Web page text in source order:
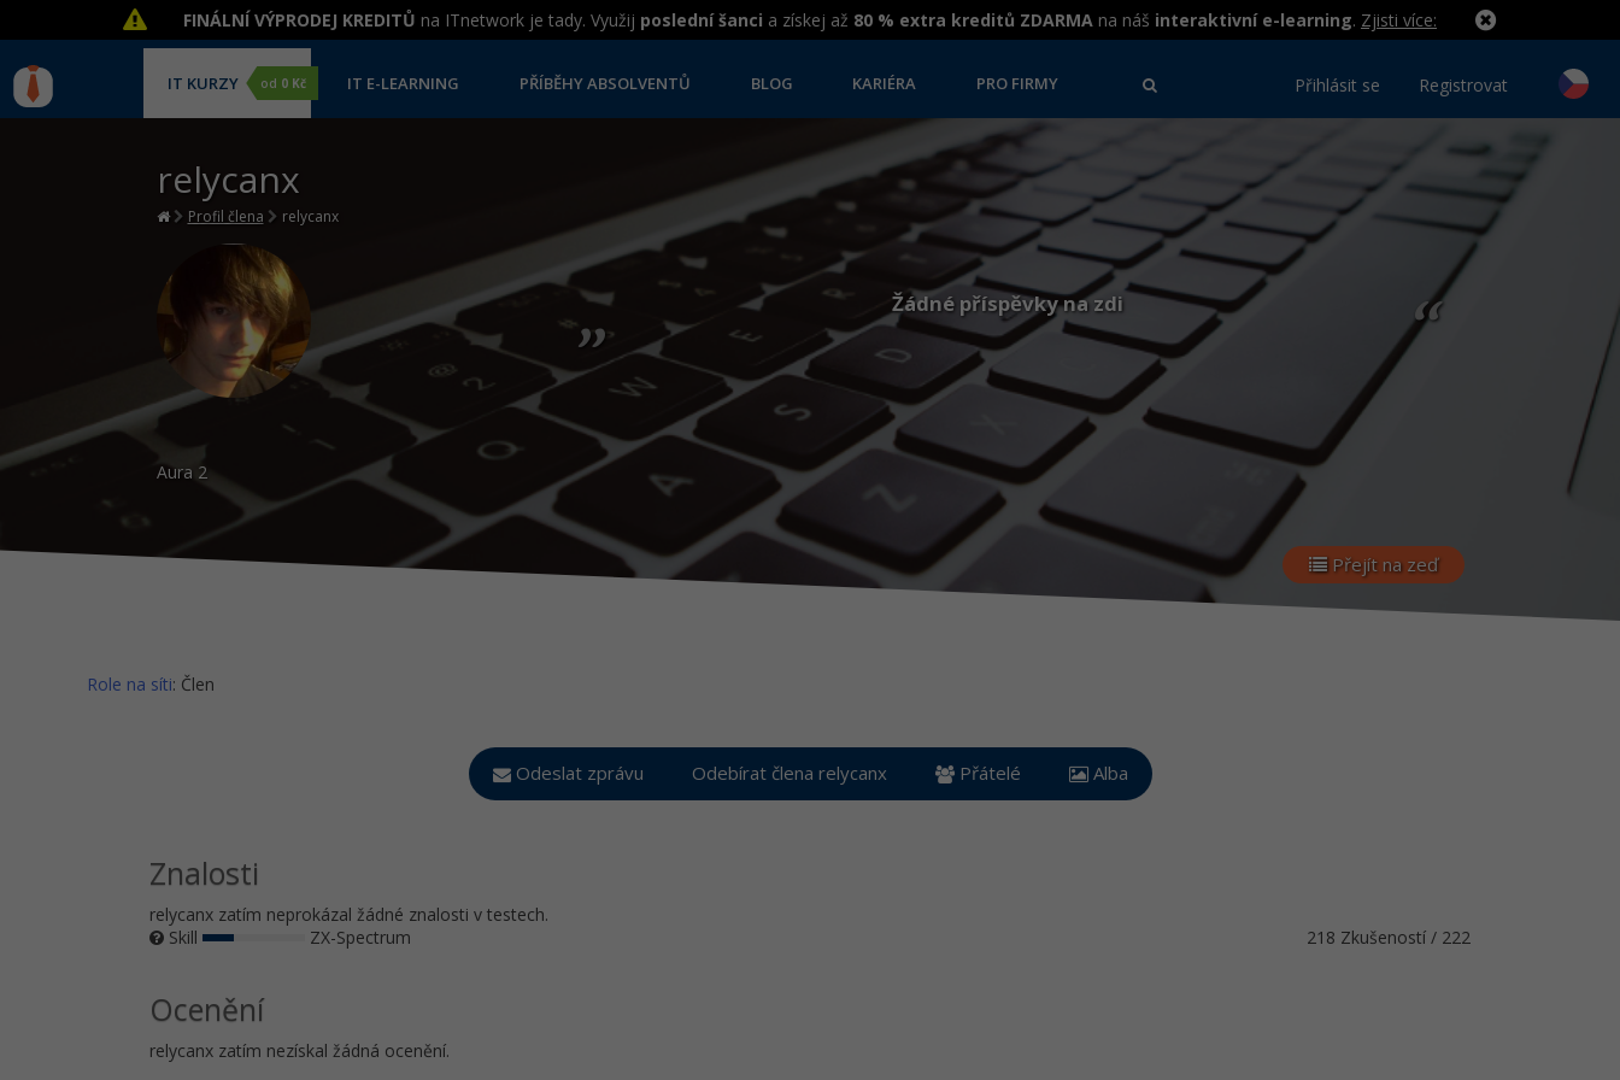
FINÁLNÍ VÝPRODEJ KREDITŮ na ITnetwork je tady. Využij poslední šanci a získej až 80 % extra kreditů ZDARMA na náš interaktivní e-learning. Zjisti více:
IT KURZY od 0 Kč IT E-LEARNING PŘÍBĚHY ABSOLVENTŮ BLOG KARIÉRA PRO FIRMY Přihlásit se Registrovat
relycanx
Profil člena relycanx
Aura 2
„ “
Žádné příspěvky na zdi
Přejít na zeď
Role na síti: Člen
Odeslat zprávu Odebírat člena relycanx Přátelé Alba
Znalosti
relycanx zatím neprokázal žádné znalosti v testech.
Skill
ZX-Spectrum 218 Zkušeností / 222
Ocenění
relycanx zatím nezískal žádná ocenění.